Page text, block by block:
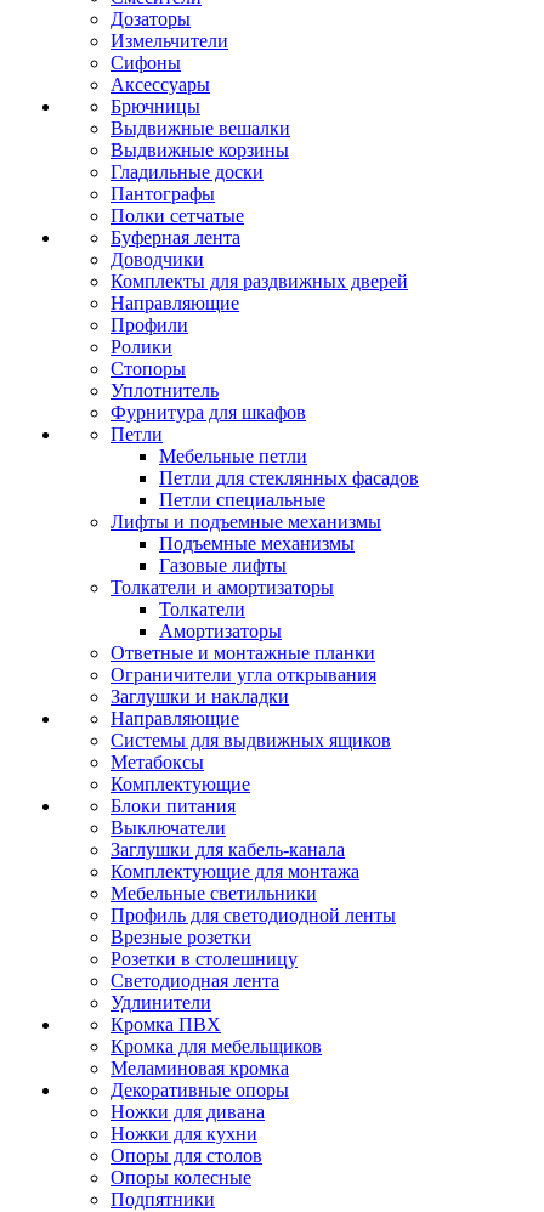
Дозаторы
Измельчители
Сифоны
Аксессуары
Брючницы
Выдвижные вешалки
Выдвижные корзины
Гладильные доски
Пантографы
Полки сетчатые
Буферная лента
Доводчики
Комплекты для раздвижных дверей
Направляющие
Профили
Ролики
Стопоры
Уплотнитель
Фурнитура для шкафов
Петли
Мебельные петли
Петли для стеклянных фасадов
Петли специальные
Лифты и подъемные механизмы
Подъемные механизмы
Газовые лифты
Толкатели и амортизаторы
Толкатели
Амортизаторы
Ответные и монтажные планки
Ограничители угла открывания
Заглушки и накладки
Направляющие
Системы для выдвижных ящиков
Метабоксы
Комплектующие
Блоки питания
Выключатели
Заглушки для кабель-канала
Комплектующие для монтажа
Мебельные светильники
Профиль для светодиодной ленты
Врезные розетки
Розетки в столешницу
Светодиодная лента
Удлинители
Кромка ПВХ
Кромка для мебельщиков
Меламиновая кромка
Декоративные опоры
Ножки для дивана
Ножки для кухни
Опоры для столов
Опоры колесные
Подпятники